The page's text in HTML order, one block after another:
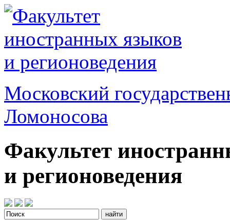
Московский
Ломоносова
Факультет
и регионоведения